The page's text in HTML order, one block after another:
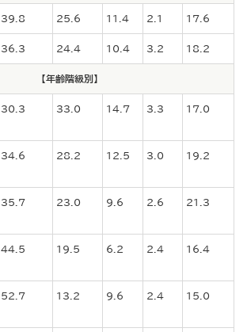
39.8 25.6 11.4 2.1 17.6
36.3 24.4 10.4 3.2 18.2
【年齢階級別】
30.3 33.0 14.7 3.3 17.0
34.6 28.2 12.5 3.0 19.2
35.7 23.0 9.6 2.6 21.3
44.5 19.5 6.2 2.4 16.4
52.7 13.2 9.6 2.4 15.0